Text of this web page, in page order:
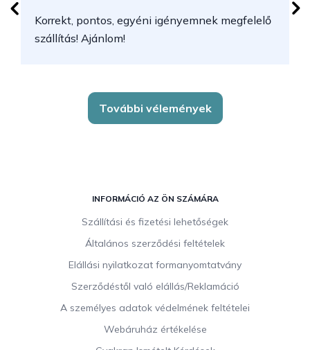
Korrekt, pontos, egyéni igényemnek megfelelő
szállítás! Ajánlom!
További vélemények
INFORMÁCIÓ AZ ÖN SZÁMÁRA
Szállítási és fizetési lehetőségek
Általános szerződési feltételek
Elállási nyilatkozat formanyomtatvány
Szerződéstől való elállás/Reklamáció
A személyes adatok védelmének feltételei
Webáruház értékelése